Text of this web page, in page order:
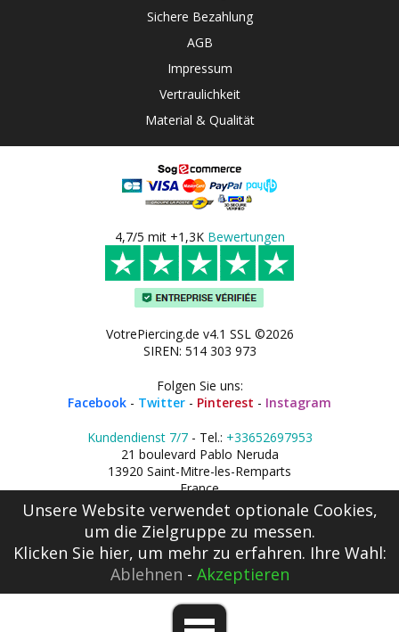
Sichere Bezahlung
AGB
Impressum
Vertraulichkeit
Material & Qualität
4,7/5 mit +1,3K Bewertungen
VotrePiercing.de v4.1 SSL ©2026
SIREN: 514 303 973
Folgen Sie uns:
Facebook - Twitter - Pinterest - Instagram
Kundendienst 7/7- Tel.: +33652697953
21 boulevard Pablo Neruda
13920 Saint-Mitre-les-Remparts
France
Unsere Website verwendet optionale Cookies,
um die Zielgruppe zu messen.
Klicken Sie hier, um mehr zu erfahren. Ihre Wahl:
Ablehnen - Akzeptieren